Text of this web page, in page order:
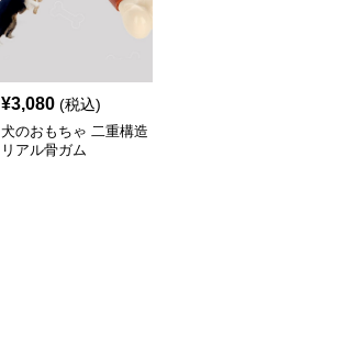
¥3,080 (税込)
犬のおもちゃ 二重構造
リアル骨ガム